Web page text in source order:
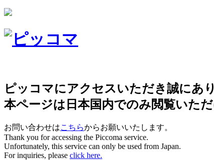
ピッコマにアクセスいただき誠にあ
本ページは日本国内でのみ閲覧いただ
お問い合わせはこちらからお願いいたします。
Thank you for accessing the Piccoma service.
Unfortunately, this service can only be used from Japan.
For inquiries, please click here.